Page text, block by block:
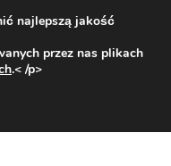
31 zł
003 167
najlepszą jakość
przez nas plikach
.< /p>